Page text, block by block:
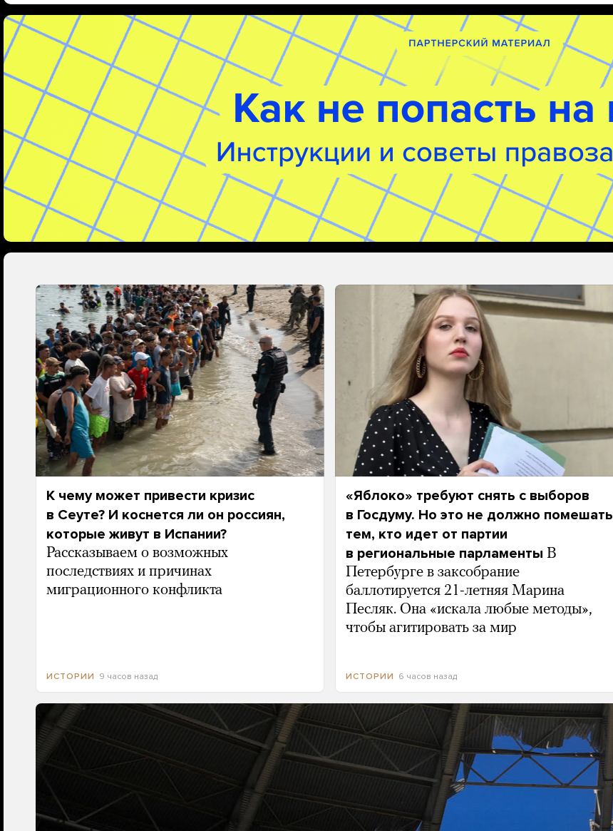
К чему может привести кризис
в Сеуте? И коснется ли он россиян,
которые живут в Испании?
Рассказываем о возможных
последствиях и причинах
миграционного конфликта
ИСТОРИИ 9 часов назад
«Яблоко» требуют снять с выборов
в Госдуму. Но это не должно помешать
тем, кто идет от партии
в региональные парламенты В
Петербурге в заксобрание
баллотируется 21-летняя Марина
Песляк. Она «искала любые методы»,
чтобы агитировать за мир
ИСТОРИИ 6 часов назад